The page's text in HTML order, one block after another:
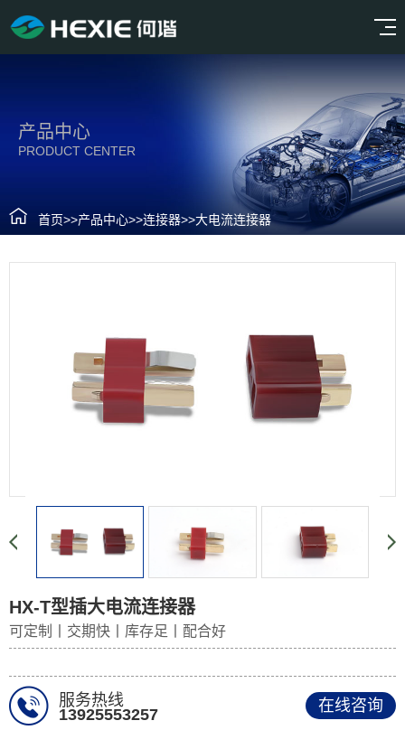
产品中心
PRODUCT CENTER
首页>>产品中心>>连接器>>大电流连接器
HX-T型插大电流连接器
可定制丨交期快丨库存足丨配合好
服务热线
13925553257
在线咨询